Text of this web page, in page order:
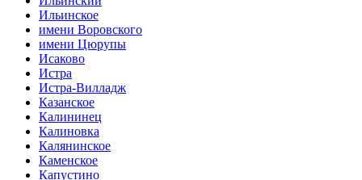
Ильинское
имени Воровского
имени Цюрупы
Исаково
Истра
Истра-Вилладж
Казанское
Калининец
Калиновка
Калянинское
Каменское
Капустино